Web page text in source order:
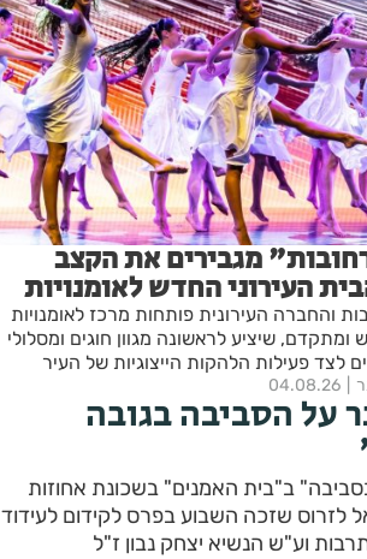
מגבירים את הקצב
העירוני החדש לאומנויות
נפתח ברחובות
והחברה העירונית פותחות מרכז לאומנויות
ומתקדם, שיציע לראשונה מגוון חוגים ומסלולי
לצד פעילות הלהקות הייצוגיות של העיר
04.08.26
על הסביבה בגובה
ב"בית האמנים" בשכונת אחוזות
לזרוס שזכה השבוע בפרס לקידום לעידוד
וע"ש הנשיא יצחק נבון ז"ל